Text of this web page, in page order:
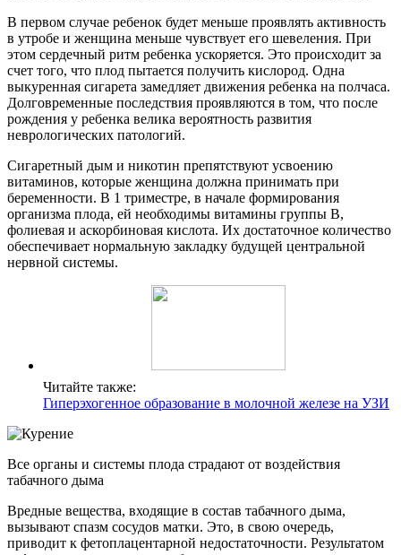
В первом случае ребенок будет меньше проявлять активность
в утробе и женщина меньше чувствует его шевеления. При
этом сердечный ритм ребенка ускоряется. Это происходит за
счет того, что плод пытается получить кислород. Одна
выкуренная сигарета замедляет движения ребенка на полчаса.
Долговременные последствия проявляются в том, что после
рождения у ребенка велика вероятность развития
неврологических патологий.
Сигаретный дым и никотин препятствуют усвоению
витаминов, которые женщина должна принимать при
беременности. В 1 триместре, в начале формирования
организма плода, ей необходимы витамины группы B,
фолиевая и аскорбиновая кислота. Их достаточное количество
обеспечивает нормальную закладку будущей центральной
нервной системы.
Читайте также:
Гиперэхогенное образование в молочной железе на УЗИ
Все органы и системы плода страдают от воздействия
табачного дыма
Вредные вещества, входящие в состав табачного дыма,
вызывают спазм сосудов матки. Это, в свою очередь,
приводит к фетоплацентарной недостаточности. Результатом